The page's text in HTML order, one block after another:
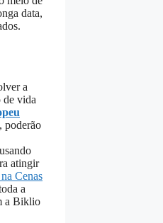
data,
a
de vida
, poderão
atingir
Cenas
a
a Biklio